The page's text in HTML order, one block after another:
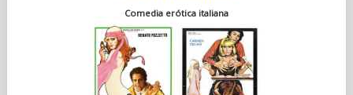
Comedia erótica italiana